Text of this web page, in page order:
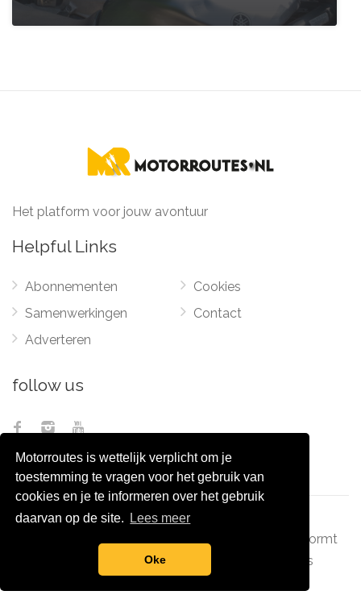
Motorroutes is wettelijk verplicht om je
toestemming te vragen voor het gebruik van
cookies en je te informeren over het gebruik
daarvan op de site.
Lees meer
Oke
Het platform voor jouw avontuur
Helpful Links
Abonnementen
Samenwerkingen
Adverteren
Cookies
Contact
follow us
vormt
grootverzet.nl Pixel Monsters